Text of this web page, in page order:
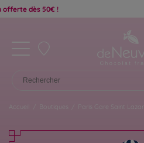
Accueil Boutiques Paris Gare Saint Lazare